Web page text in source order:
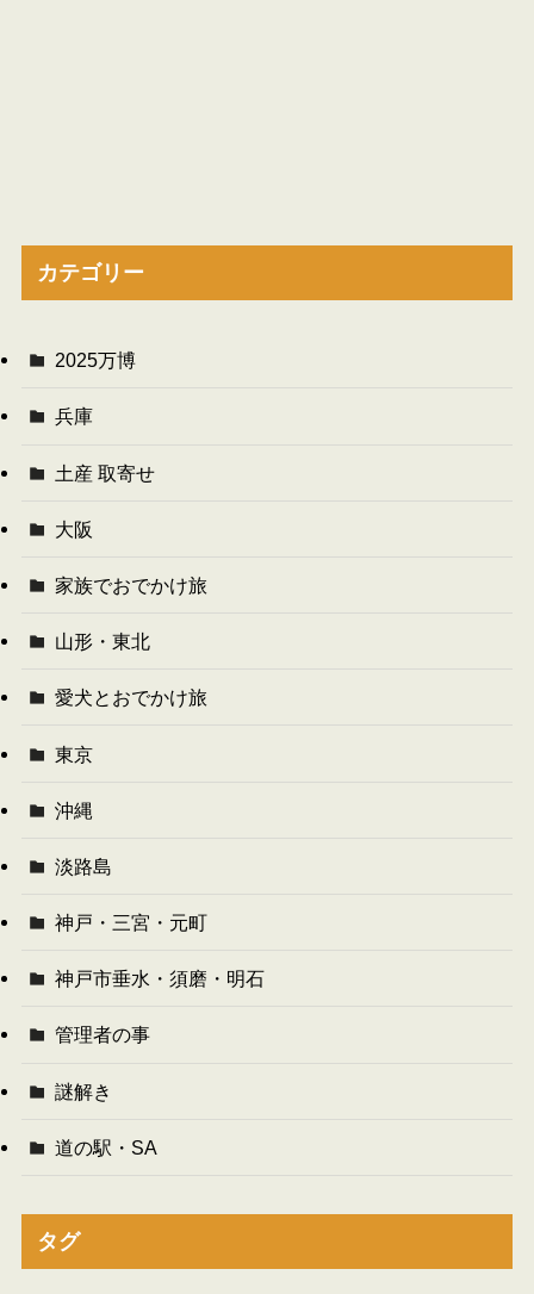
カテゴリー
2025万博
兵庫
土産 取寄せ
大阪
家族でおでかけ旅
山形・東北
愛犬とおでかけ旅
東京
沖縄
淡路島
神戸・三宮・元町
神戸市垂水・須磨・明石
管理者の事
謎解き
道の駅・SA
タグ